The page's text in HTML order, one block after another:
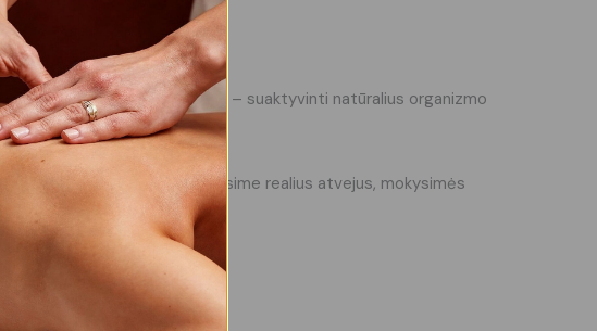
tonusą. Šios technikos tikslas – suaktyvinti natūralius organizmo
su celiulitu ir limfa, analizuosime realius atvejus, mokysimės